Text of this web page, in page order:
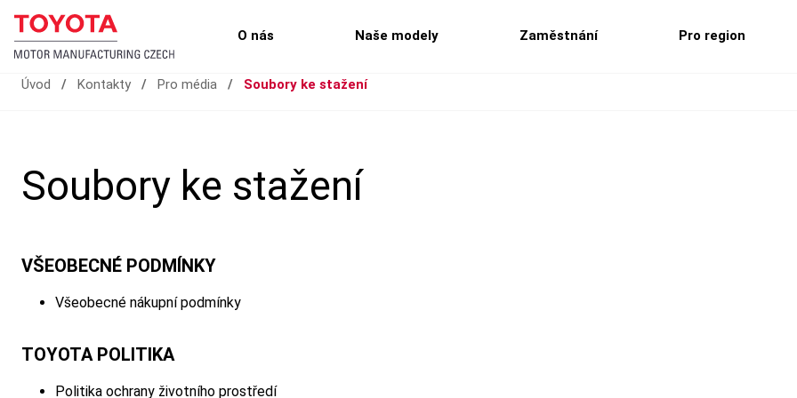
O nás Naše modely Zaměstnání Pro region
Úvod / Kontakty / Pro média / Soubory ke stažení
Soubory ke stažení
VŠEOBECNÉ PODMÍNKY
Všeobecné nákupní podmínky
TOYOTA POLITIKA
Politika ochrany životního prostředí